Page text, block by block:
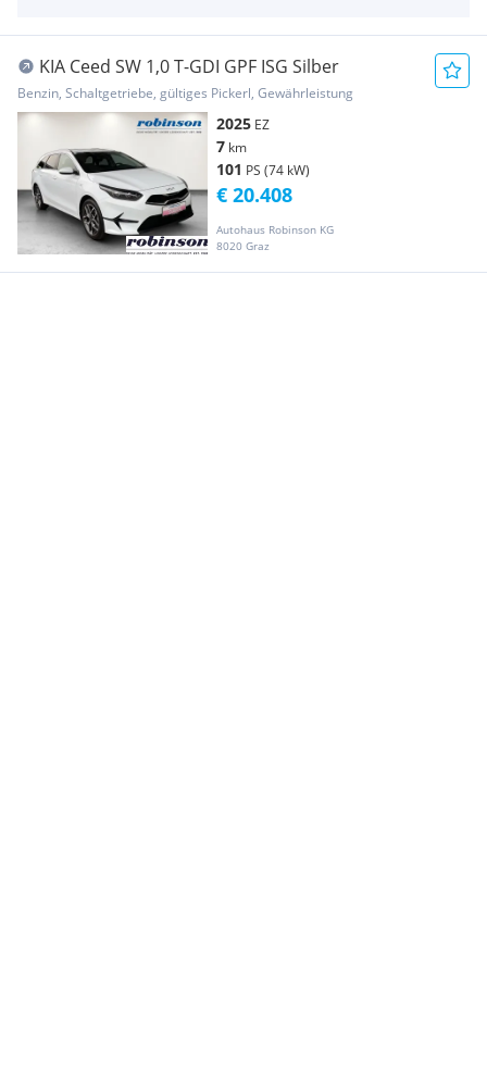
KIA Ceed SW 1,0 T-GDI GPF ISG Silber
Benzin, Schaltgetriebe, gültiges Pickerl, Gewährleistung
2025 EZ
7 km
101 PS (74 kW)
Autohaus Robinson KG
8020 Graz
€ 20.408